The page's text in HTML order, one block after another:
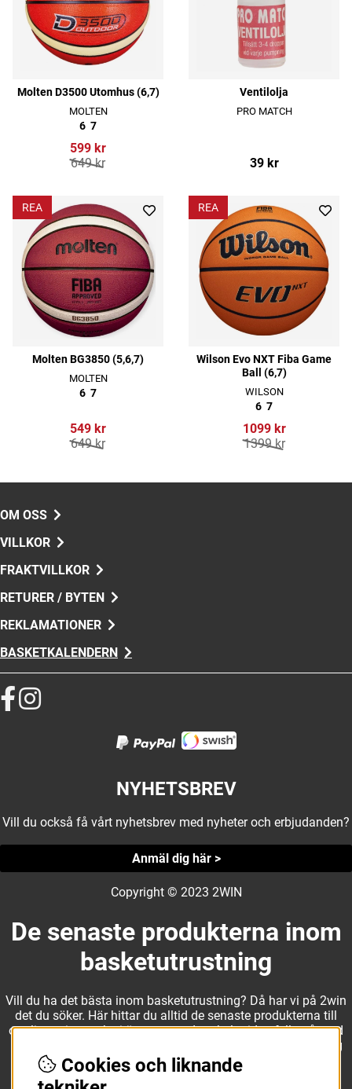
Molten D3500 Utomhus (6,7)
MOLTEN
6 7
599 kr
649 kr
Ventilolja
PRO MATCH
39 kr
REA
Molten BG3850 (5,6,7)
MOLTEN
6 7
549 kr
649 kr
REA
Wilson Evo NXT Fiba Game
Ball (6,7)
WILSON
6 7
1099 kr
1399 kr
OM OSS
VILLKOR
FRAKTVILLKOR
RETURER / BYTEN
REKLAMATIONER
BASKETKALENDERN
NYHETSBREV
Vill du också få vårt nyhetsbrev med nyheter och erbjudanden?
Anmäl dig här >
Copyright © 2023 2WIN
De senaste produkterna inom
basketutrustning
Vill du ha det bästa inom basketutrustning? Då har vi på 2win
det du söker. Här hittar du alltid de senaste produkterna till
otroliga priser, och vi är noga med att hela tiden fylla på med
nyheter i webbshopen. Det gör oss till ett naturligt val för dig
som vill ha utrustning som överträffar alla andra märken.
Cookies och liknande